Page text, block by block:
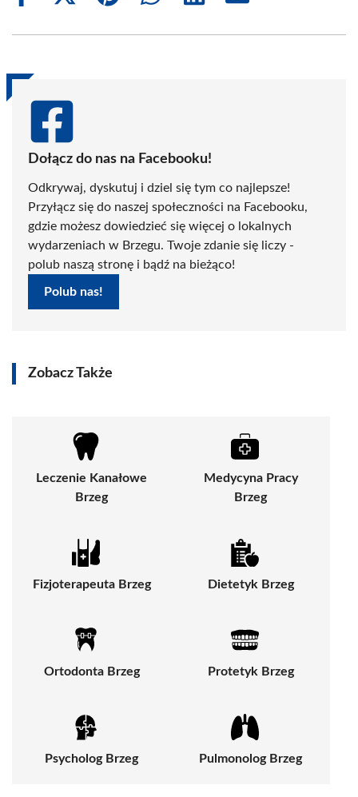
(Twitter)
Dołącz do nas na Facebooku!
Odkrywaj, dyskutuj i dziel się tym co najlepsze!
Przyłącz się do naszej społeczności na Facebooku,
gdzie możesz dowiedzieć się więcej o lokalnych
wydarzeniach w Brzegu. Twoje zdanie się liczy -
polub naszą stronę i bądź na bieżąco!
Polub nas!
Zobacz Także
Leczenie Kanałowe
Brzeg
Medycyna Pracy
Brzeg
Fizjoterapeuta Brzeg Dietetyk Brzeg
Ortodonta Brzeg Protetyk Brzeg
Psycholog Brzeg Pulmonolog Brzeg